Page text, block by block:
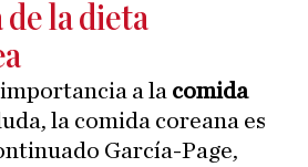
la dieta
a la comida
la comida coreana es
García-Page,